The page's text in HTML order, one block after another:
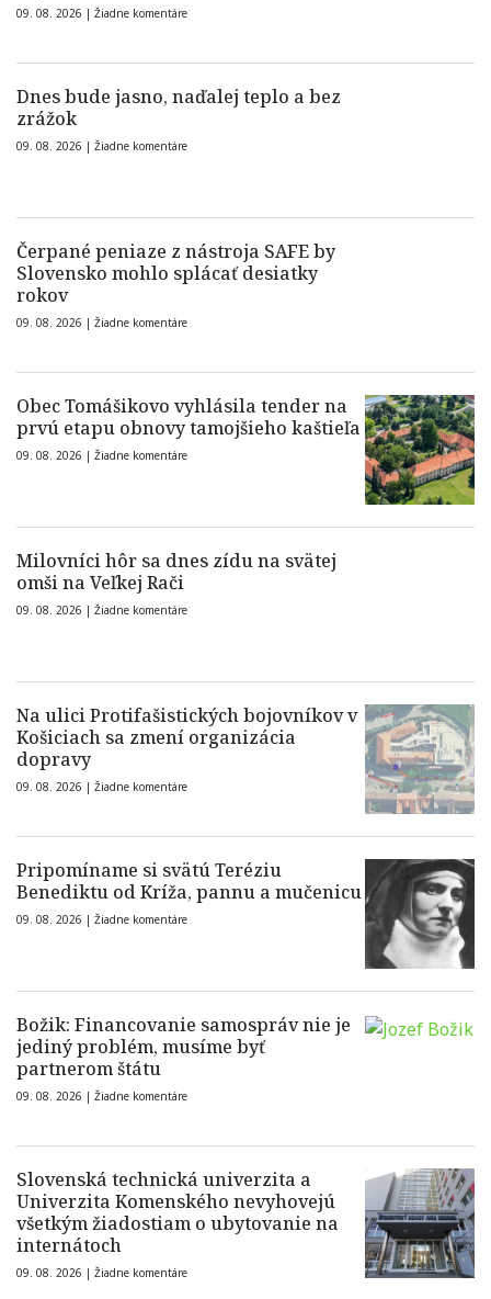
09. 08. 2026 | Žiadne komentáre
Dnes bude jasno, naďalej teplo a bez
zrážok
09. 08. 2026 | Žiadne komentáre
Čerpané peniaze z nástroja SAFE by
Slovensko mohlo splácať desiatky
rokov
09. 08. 2026 | Žiadne komentáre
Obec Tomášikovo vyhlásila tender na
prvú etapu obnovy tamojšieho kaštieľa
09. 08. 2026 | Žiadne komentáre
Milovníci hôr sa dnes zídu na svätej
omši na Veľkej Rači
09. 08. 2026 | Žiadne komentáre
Na ulici Protifašistických bojovníkov v
Košiciach sa zmení organizácia
dopravy
09. 08. 2026 | Žiadne komentáre
Pripomíname si svätú Teréziu
Benediktu od Kríža, pannu a mučenicu
09. 08. 2026 | Žiadne komentáre
Božik: Financovanie samospráv nie je
jediný problém, musíme byť
partnerom štátu
09. 08. 2026 | Žiadne komentáre
Slovenská technická univerzita a
Univerzita Komenského nevyhovejú
všetkým žiadostiam o ubytovanie na
internátoch
09. 08. 2026 | Žiadne komentáre